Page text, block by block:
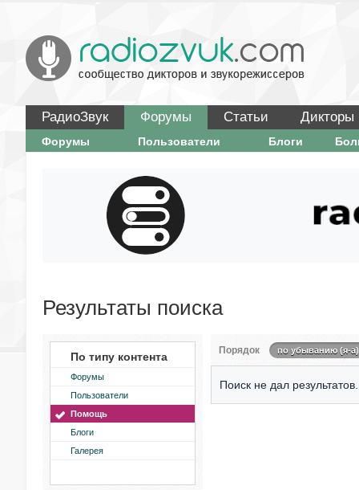
РадиоЗвук Форумы Статьи Дикторы
Форумы Пользователи Блоги
Результаты поиска
По типу контента
Форумы
Пользователи
Помощь
Блоги
Галерея
Порядок по убыванию (я-а)
Поиск не дал результатов.